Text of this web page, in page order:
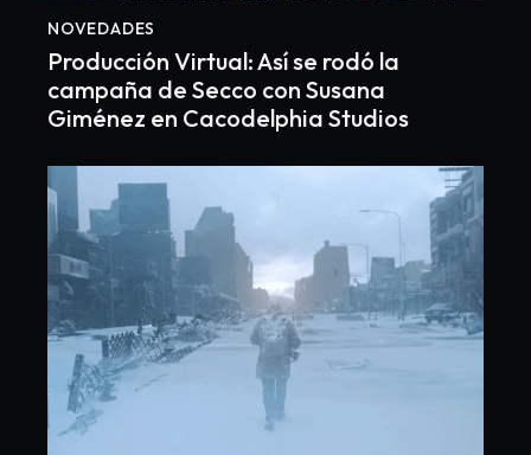
NOVEDADES
Producción Virtual: Así se rodó la
campaña de Secco con Susana
Giménez en Cacodelphia Studios